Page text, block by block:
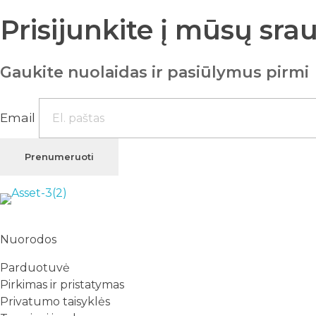
Prisijunkite į mūsų
Gaukite nuolaidas ir pasiūlymus pirmi
Email
Prenumeruoti
Rutana - Raštinės reikmenys
Prekiaujame pasaulinėje rinkoje pripažintomis, kokybiškomis biuro prekėmis tokių gamintojų kaip: Schneider, Esselte, Novus, 3M, Faber-Castell, Citizen, Milan, Leitz, Colop, Zebra, Staedtler, Durable, Tork, Parker, Waterman ir kt.
Nuorodos
Parduotuvė
Pirkimas ir pristatymas
Privatumo taisyklės